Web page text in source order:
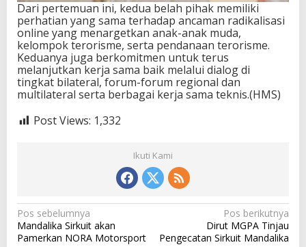
Dari pertemuan ini, kedua belah pihak memiliki
perhatian yang sama terhadap ancaman radikalisasi
online yang menargetkan anak-anak muda,
kelompok terorisme, serta pendanaan terorisme.
Keduanya juga berkomitmen untuk terus
melanjutkan kerja sama baik melalui dialog di
tingkat bilateral, forum-forum regional dan
multilateral serta berbagai kerja sama teknis.(HMS)
Post Views: 1,332
Ikuti Kami
N
a
Pos sebelumnya
Mandalika Sirkuit akan
Pamerkan NORA Motorsport
Pos berikutnya
Dirut MGPA Tinjau
Pengecatan Sirkuit Mandalika